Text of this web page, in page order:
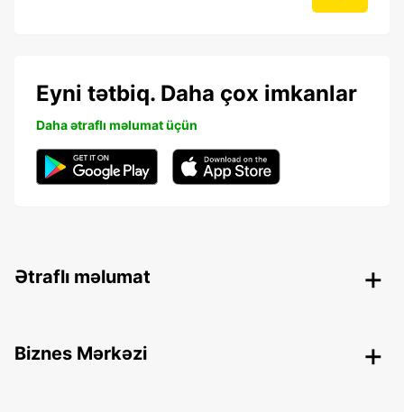
Eyni tətbiq. Daha çox imkanlar
Daha ətraflı məlumat üçün
Ətraflı məlumat
Biznes Mərkəzi